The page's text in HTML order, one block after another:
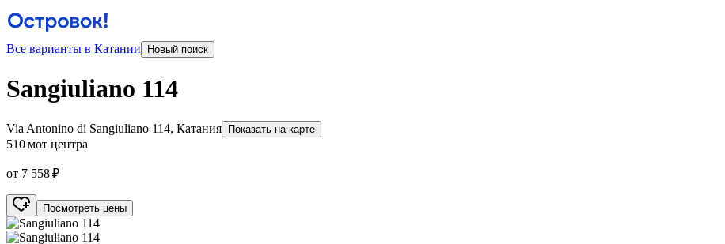
Все варианты в Катании Новый поиск
Sangiuliano 114
Via Antonino di Sangiuliano 114, Катания Показать на карте
510 мот центра
от 7 558 ₽
Посмотреть цены